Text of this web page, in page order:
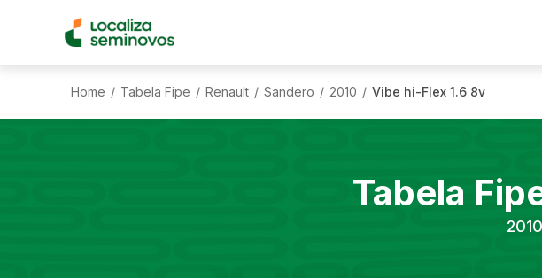
Home / Tabela Fipe / Renault / Sandero / 2010 / Vibe hi-Flex 1.6 8v
Tabela
2010